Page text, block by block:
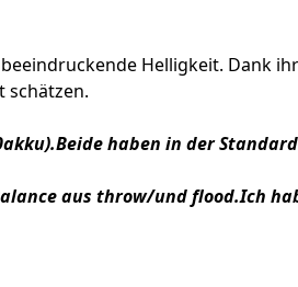
Helligkeit. Dank
schätzen.
haben in der
aus throw/und flood.Ich